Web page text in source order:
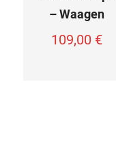
– Waagen
109,00 €